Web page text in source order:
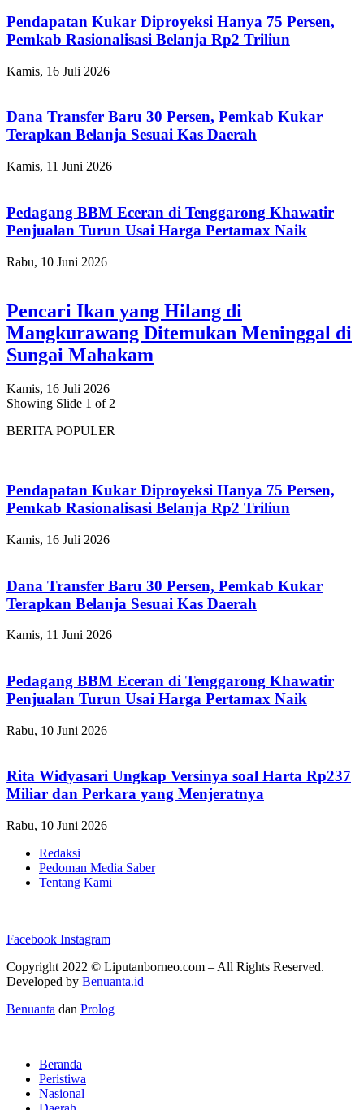
Pendapatan Kukar Diproyeksi Hanya 75 Persen,
Pemkab Rasionalisasi Belanja Rp2 Triliun
Kamis, 16 Juli 2026
Dana Transfer Baru 30 Persen, Pemkab Kukar
Terapkan Belanja Sesuai Kas Daerah
Kamis, 11 Juni 2026
Pedagang BBM Eceran di Tenggarong Khawatir
Penjualan Turun Usai Harga Pertamax Naik
Rabu, 10 Juni 2026
Pencari Ikan yang Hilang di
Mangkurawang Ditemukan Meninggal di
Sungai Mahakam
Kamis, 16 Juli 2026
Showing Slide 1 of 2
BERITA POPULER
Pendapatan Kukar Diproyeksi Hanya 75 Persen,
Pemkab Rasionalisasi Belanja Rp2 Triliun
Kamis, 16 Juli 2026
Dana Transfer Baru 30 Persen, Pemkab Kukar
Terapkan Belanja Sesuai Kas Daerah
Kamis, 11 Juni 2026
Pedagang BBM Eceran di Tenggarong Khawatir
Penjualan Turun Usai Harga Pertamax Naik
Rabu, 10 Juni 2026
Rita Widyasari Ungkap Versinya soal Harta Rp237
Miliar dan Perkara yang Menjeratnya
Rabu, 10 Juni 2026
Redaksi
Pedoman Media Saber
Tentang Kami
Facebook Instagram
Copyright 2022 © Liputanborneo.com – All Rights Reserved.
Developed by Benuanta.id
Benuanta dan Prolog
Beranda
Peristiwa
Nasional